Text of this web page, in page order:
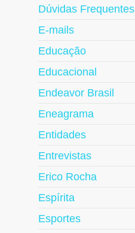
Dúvidas Frequentes
E-mails
Educação
Educacional
Endeavor Brasil
Eneagrama
Entidades
Entrevistas
Erico Rocha
Espírita
Esportes